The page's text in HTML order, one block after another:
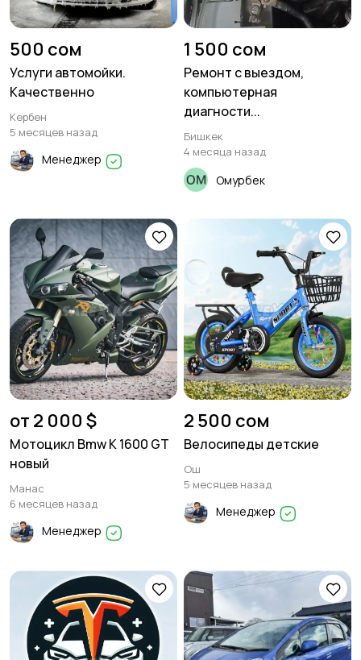
Электротранспорт Велосипеды2
Водный транспорт Другой транспорт
500 сом
Услуги автомойки.
Качественно
Кербен
5 месяцев назад
Менеджер
1 500 сом
Ремонт с выездом,
компьютерная
диагности...
Бишкек
4 месяца назад
Омурбек
от 2 000 $
Мотоцикл Bmw К 1600 GT
новый
Манас
6 месяцев назад
Менеджер
2 500 сом
Велосипеды детские
Ош
5 месяцев назад
Менеджер